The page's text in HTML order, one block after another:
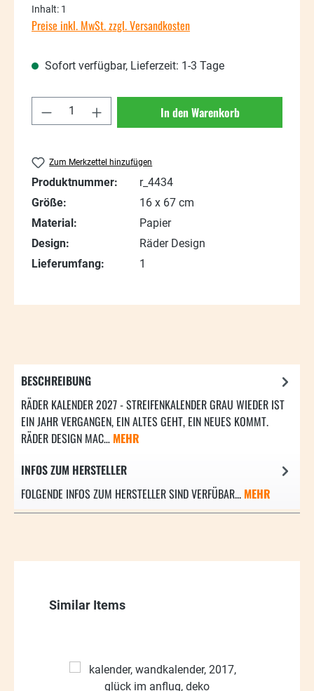
Inhalt: 1
Preise inkl. MwSt. zzgl. Versandkosten
Sofort verfügbar, Lieferzeit: 1-3 Tage
Produkt Anzahl: Gib den gewünschten
In den Warenkorb
Zum Merkzettel hinzufügen
Produktnummer:
r_4434
Größe:
16 x 67 cm
Material:
Papier
Design:
Räder Design
Lieferumfang:
1
BESCHREIBUNG
RÄDER KALENDER 2027 - STREIFENKALENDER GRAU WIEDER IST
EIN JAHR VERGANGEN, EIN ALTES GEHT, EIN NEUES KOMMT.
RÄDER DESIGN MAC… MEHR
INFOS ZUM HERSTELLER
FOLGENDE INFOS ZUM HERSTELLER SIND VERFÜBAR... MEHR
Produktgalerie überspringen
Similar Items